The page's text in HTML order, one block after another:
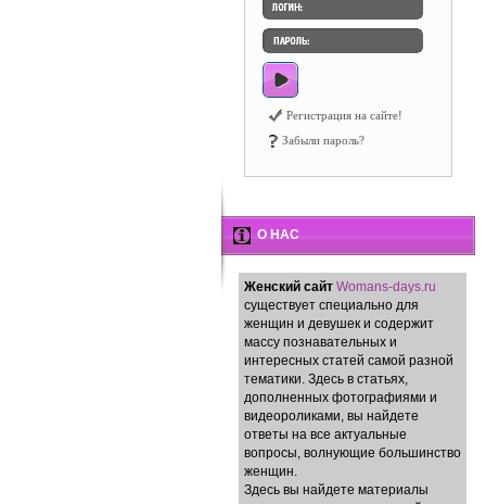
Регистрация на сайте!
Забыли пароль?
О НАС
Женский сайт Womans-days.ru
существует специально для
женщин и девушек и содержит
массу познавательных и
интересных статей самой разной
тематики. Здесь в статьях,
дополненных фотографиями и
видеороликами, вы найдете
ответы на все актуальные
вопросы, волнующие большинство
женщин.
Здесь вы найдете материалы